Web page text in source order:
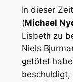
In dieser
(Michael
Lisbeth zu
Niels
getötet
beschuldigt,